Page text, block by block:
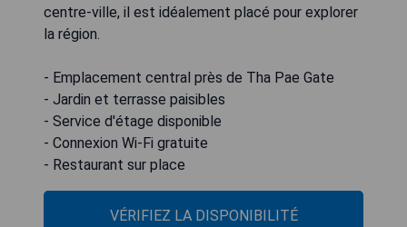
centre-ville, il est idéalement placé pour explorer
la région.
- Emplacement central près de Tha Pae Gate
- Jardin et terrasse paisibles
- Service d'étage disponible
- Connexion Wi-Fi gratuite
- Restaurant sur place
VÉRIFIEZ LA DISPONIBILITÉ